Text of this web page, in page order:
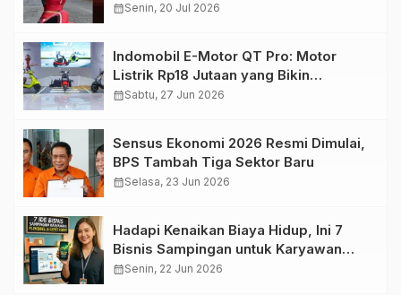
calendar_monthSenin, 20 Jul 2026
Indomobil E-Motor QT Pro: Motor
Listrik Rp18 Jutaan yang Bikin
Penasaran
calendar_monthSabtu, 27 Jun 2026
Sensus Ekonomi 2026 Resmi Dimulai,
BPS Tambah Tiga Sektor Baru
calendar_monthSelasa, 23 Jun 2026
Hadapi Kenaikan Biaya Hidup, Ini 7
Bisnis Sampingan untuk Karyawan
yang Waktunya Sempit
calendar_monthSenin, 22 Jun 2026